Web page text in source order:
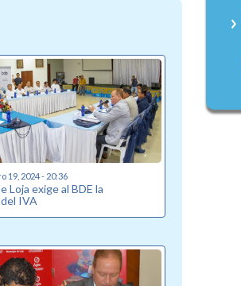
19, 2024 - 20:36
Loja exige al BDE la
IVA